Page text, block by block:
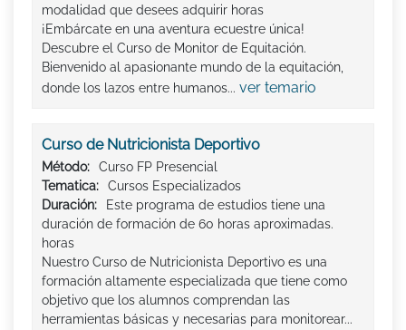
modalidad que desees adquirir horas
¡Embárcate en una aventura ecuestre única!
Descubre el Curso de Monitor de Equitación.
Bienvenido al apasionante mundo de la equitación,
donde los lazos entre humanos... ver temario
Curso de Nutricionista Deportivo
Método:
Curso FP Presencial
Tematica:
Cursos Especializados
Duración:
Este programa de estudios tiene una
duración de formación de 60 horas aproximadas.
horas
Nuestro Curso de Nutricionista Deportivo es una
formación altamente especializada que tiene como
objetivo que los alumnos comprendan las
herramientas básicas y necesarias para monitorear...